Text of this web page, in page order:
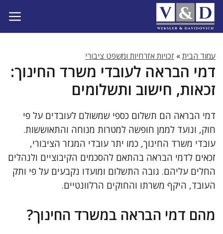
לדלג
לתוכן
עמוד הבית» זכויות אזרחיות ומשפט ציבורי
דמי הבראה לעובדי משרד החינוך:
זכאות, חישוב ותשלומים
דמי הבראה הם תשלום כספי שמשולם לעובדים על פי
חוק, ונועד לממן חופשה למטרות מנוחה והתאוששות.
עובדי משרד החינוך, כמו יתר עובדי המגזר הציבורי,
זכאים לדמי הבראה בהתאם להסכמים הקיבוציים ולנהלים
החלים עליהם. גובה התשלום ומועדו נקבעים על פי ותק
העובד, היקף משרתו והחוקים הרלוונטיים.
מהם דמי הבראה במשרד החינוך?